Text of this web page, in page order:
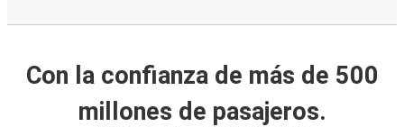
Con la confianza de más de 500
millones de pasajeros.